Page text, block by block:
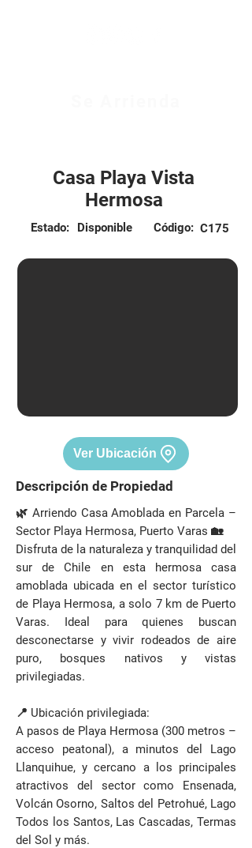
Casa Playa Vista
Hermosa
Código: C175
Estado: Disponible
Ver Ubicación
Descripción de Propiedad
🌿 Arriendo Casa Amoblada en Parcela –
Sector Playa Hermosa, Puerto Varas 🏡
Disfruta de la naturaleza y tranquilidad del
sur de Chile en esta hermosa casa
amoblada ubicada en el sector turístico
de Playa Hermosa, a solo 7 km de Puerto
Varas. Ideal para quienes buscan
desconectarse y vivir rodeados de aire
puro, bosques nativos y vistas
privilegiadas.
📍 Ubicación privilegiada:
A pasos de Playa Hermosa (300 metros –
acceso peatonal), a minutos del Lago
Llanquihue, y cercano a los principales
atractivos del sector como Ensenada,
Volcán Osorno, Saltos del Petrohué, Lago
Todos los Santos, Las Cascadas, Termas
del Sol y más.